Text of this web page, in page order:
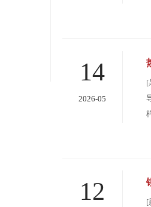
14
2026-05
[
12
[